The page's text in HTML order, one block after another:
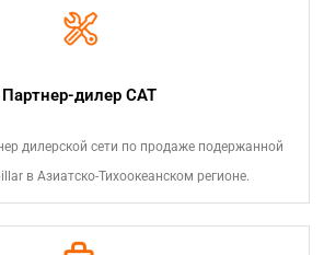
Партнер-дилер CAT
дилерской сети по продаже подержанной
в Азиатско-Тихоокеанском регионе.